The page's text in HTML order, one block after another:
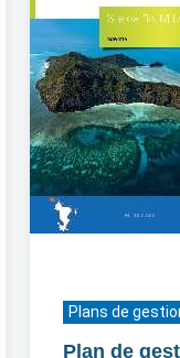
Plans de
Plan de